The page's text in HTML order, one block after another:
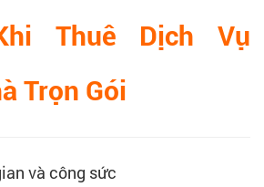
Thuê Dịch Vụ
Trọn Gói
và công sức